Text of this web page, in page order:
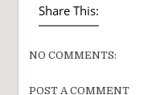
Share This:
NO COMMENTS:
POST A COMMENT